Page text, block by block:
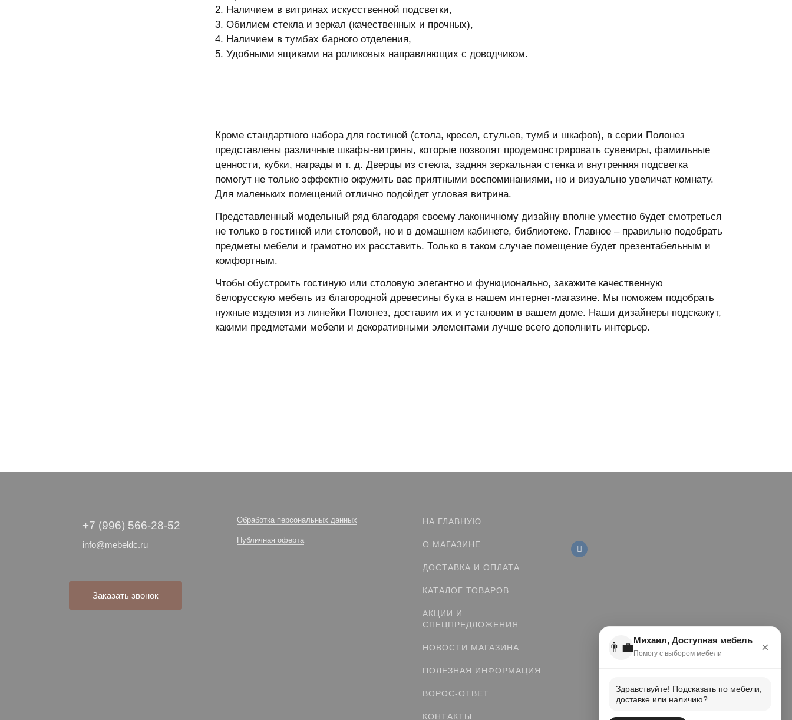
2. Наличием в витринах искусственной подсветки,
3. Обилием стекла и зеркал (качественных и прочных),
4. Наличием в тумбах барного отделения,
5. Удобными ящиками на роликовых направляющих с доводчиком.
Кроме стандартного набора для гостиной (стола, кресел, стульев, тумб и шкафов), в серии Полонез
представлены различные шкафы-витрины, которые позволят продемонстрировать сувениры, фамильные
ценности, кубки, награды и т. д. Дверцы из стекла, задняя зеркальная стенка и внутренняя подсветка
помогут не только эффектно окружить вас приятными воспоминаниями, но и визуально увеличат комнату.
Для маленьких помещений отлично подойдет угловая витрина.
Представленный модельный ряд благодаря своему лаконичному дизайну вполне уместно будет смотреться
не только в гостиной или столовой, но и в домашнем кабинете, библиотеке. Главное – правильно подобрать
предметы мебели и грамотно их расставить. Только в таком случае помещение будет презентабельным и
комфортным.
Чтобы обустроить гостиную или столовую элегантно и функционально, закажите качественную
белорусскую мебель из благородной древесины бука в нашем интернет-магазине. Мы поможем подобрать
нужные изделия из линейки Полонез, доставим их и установим в вашем доме. Наши дизайнеры подскажут,
какими предметами мебели и декоративными элементами лучше всего дополнить интерьер.
+7 (996) 566-28-52
info@mebeldc.ru
Заказать звонок
Обработка персональных данных
Публичная оферта
НА ГЛАВНУЮ
О МАГАЗИНЕ
ДОСТАВКА И ОПЛАТА
КАТАЛОГ ТОВАРОВ
АКЦИИ И
СПЕЦПРЕДЛОЖЕНИЯ
НОВОСТИ МАГАЗИНА
ПОЛЕЗНАЯ ИНФОРМАЦИЯ
ВОРОС-ОТВЕТ
КОНТАКТЫ
👨‍💼Михаил, Доступная мебель
Помогу с выбором мебели ×
Здравствуйте! Подсказать по мебели,
доставке или наличию?